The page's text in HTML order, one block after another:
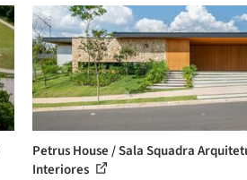
Petrus House / Sala Squadra
Interiores